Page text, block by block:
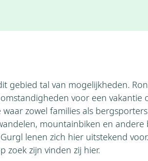
gebied tal van mogelijkheden.
voor een vakantie
zowel families als
mountainbiken en andere
lenen zich hier uitstekend
zoek zijn vinden zij hier.